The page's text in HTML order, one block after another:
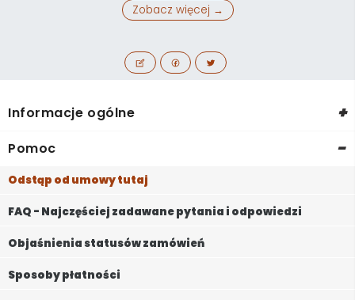
Zobacz więcej →
Informacje ogólne +
Pomoc -
Odstąp od umowy tutaj
FAQ - Najczęściej zadawane pytania i odpowiedzi
Objaśnienia statusów zamówień
Sposoby płatności